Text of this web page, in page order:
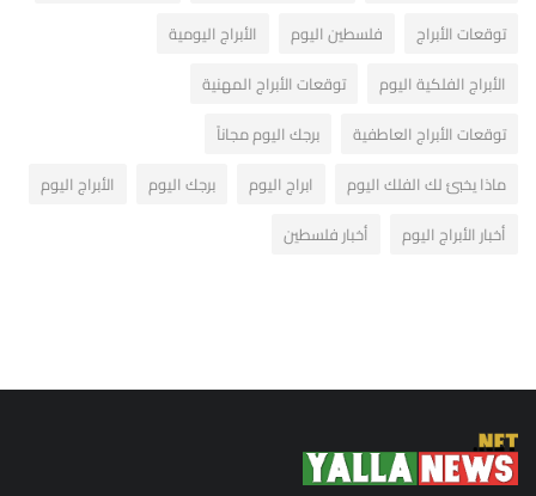
توقعات الأبراج
فلسطين اليوم
الأبراج اليومية
الأبراج الفلكية اليوم
توقعات الأبراج المهنية
توقعات الأبراج العاطفية
برجك اليوم مجاناً
ماذا يخبئ لك الفلك اليوم
ابراج اليوم برجك اليوم
الأبراج اليوم
أخبار الأبراج اليوم
أخبار فلسطين